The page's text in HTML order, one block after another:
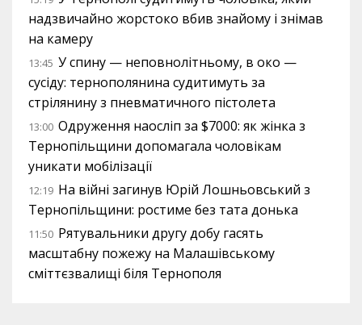
надзвичайно жорстоко вбив знайому і знімав
на камеру
13:45 У спину — неповнолітньому, в око —
сусіду: тернополянина судитимуть за
стрілянину з пневматичного пістолета
13:00 Одруження наосліп за $7000: як жінка з
Тернопільщини допомагала чоловікам
уникати мобілізації
12:19 На війні загинув Юрій Лошньовський з
Тернопільщини: ростиме без тата донька
11:50 Рятувальники другу добу гасять
масштабну пожежу на Малашівському
сміттєзвалищі біля Тернополя